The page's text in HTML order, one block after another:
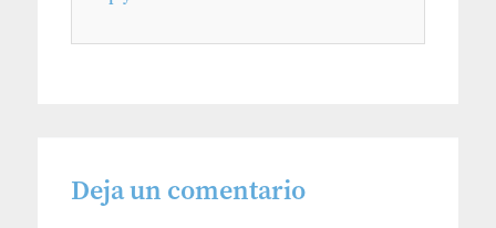
Deja un comentario